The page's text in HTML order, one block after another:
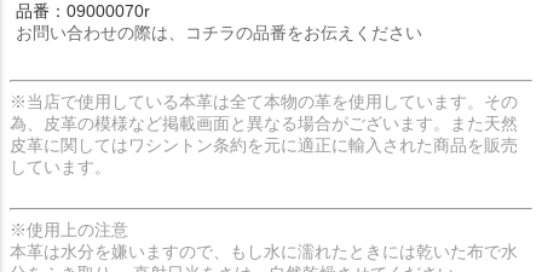
品番：09000070r
お問い合わせの際は、コチラの品番をお伝えください
※当店で使用している本革は全て本物の革を使用しています。その
為、皮革の模様など掲載画面と異なる場合がございます。また天然
皮革に関してはワシントン条約を元に適正に輸入された商品を販売
しています。
※使用上の注意
本革は水分を嫌いますので、もし水に濡れたときには乾いた布で水